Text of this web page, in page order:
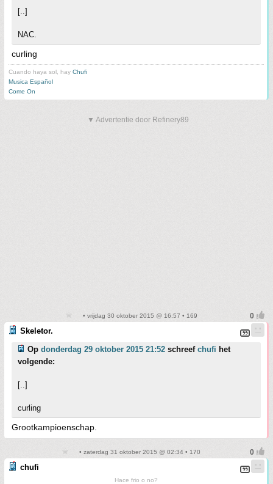
[..]
NAC.
curling
Cuando haya sol, hay Chufi
Musica Español
Come On
▼ Advertentie door Refinery89
• vrijdag 30 oktober 2015 @ 16:57 • 169
Skeletor.
Op donderdag 29 oktober 2015 21:52 schreef chufi het
volgende:
[..]
curling
Grootkampioenschap.
• zaterdag 31 oktober 2015 @ 02:34 • 170
chufi
Hace frio o no?